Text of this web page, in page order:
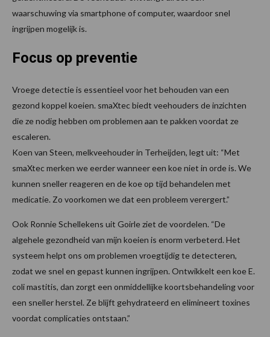
waarschuwing via smartphone of computer, waardoor snel
ingrijpen mogelijk is.
Focus op preventie
Vroege detectie is essentieel voor het behouden van een
gezond koppel koeien. smaXtec biedt veehouders de inzichten
die ze nodig hebben om problemen aan te pakken voordat ze
escaleren.
Koen van Steen, melkveehouder in Terheijden, legt uit: “Met
smaXtec merken we eerder wanneer een koe niet in orde is. We
kunnen sneller reageren en de koe op tijd behandelen met
medicatie. Zo voorkomen we dat een probleem verergert.”
Ook Ronnie Schellekens uit Goirle ziet de voordelen. “De
algehele gezondheid van mijn koeien is enorm verbeterd. Het
systeem helpt ons om problemen vroegtijdig te detecteren,
zodat we snel en gepast kunnen ingrijpen. Ontwikkelt een koe E.
coli mastitis, dan zorgt een onmiddellijke koortsbehandeling voor
een sneller herstel. Ze blijft gehydrateerd en elimineert toxines
voordat complicaties ontstaan.”